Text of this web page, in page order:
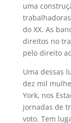
uma
do XX. As
direitos no
pelo direito
Uma dessas
dez mil
York, nos
jornadas de
voto. Tem